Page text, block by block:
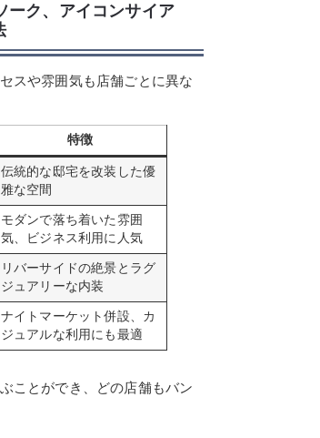
ーク、アイコンサイア
スや雰囲気も店舗ごとに異な
特徴
伝統的な邸宅を改装した優
雅な空間
モダンで落ち着いた雰囲
気、ビジネス利用に人気
リバーサイドの絶景とラグ
ジュアリーな内装
ナイトマーケット併設、カ
ジュアルな利用にも最適
ことができ、どの店舗もバン